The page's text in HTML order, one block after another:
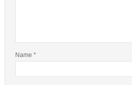
Name *